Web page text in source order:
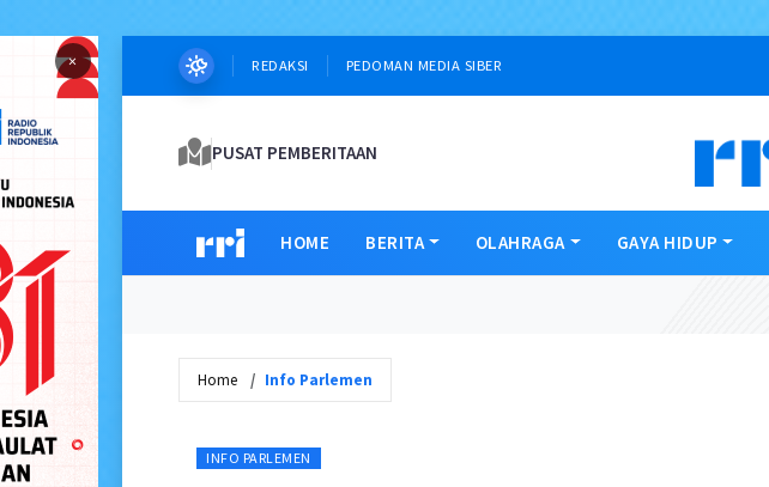
× REDAKSI PEDOMAN MEDIA SIBER
PUSAT PEMBERITAAN
HOME BERITA OLAHRAGA GAYA HIDUP
Home Info Parlemen
INFO PARLEMEN